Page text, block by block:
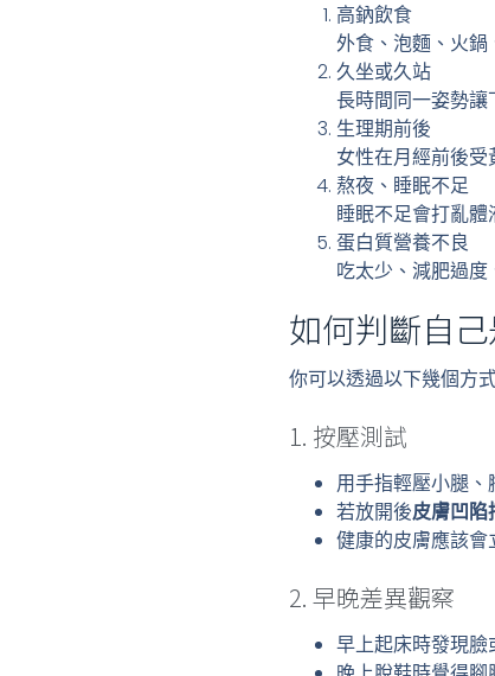
高鈉飲食
外食、泡麵、火鍋
久坐或久站
長時間同一姿勢讓
生理期前後
女性在月經前後
熬夜、睡眠不足
睡眠不足會打亂
蛋白質營養不良
吃太少、減肥過
如何判斷自
你可以透過以下幾個方
1. 按壓測試
用手指輕壓小腿、
若放開後皮膚凹陷
健康的皮膚應該會
2. 早晚差異觀察
早上起床時發現臉